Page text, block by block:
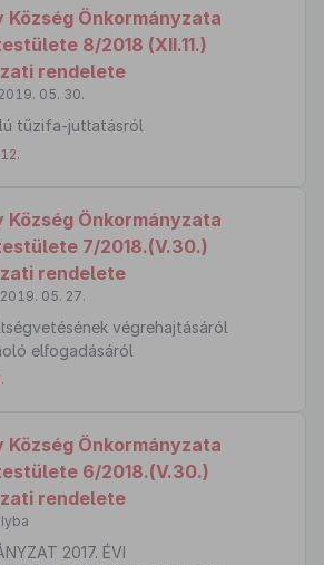
Község Önkormányzata
8/2018 (XII.11.)
rendelete
05. 30.
tűzifa-juttatásról
Község Önkormányzata
7/2018.(V.30.)
rendelete
05. 27.
végrehajtásáról
elfogadásáról
Község Önkormányzata
6/2018.(V.30.)
rendelete
2017. ÉVI